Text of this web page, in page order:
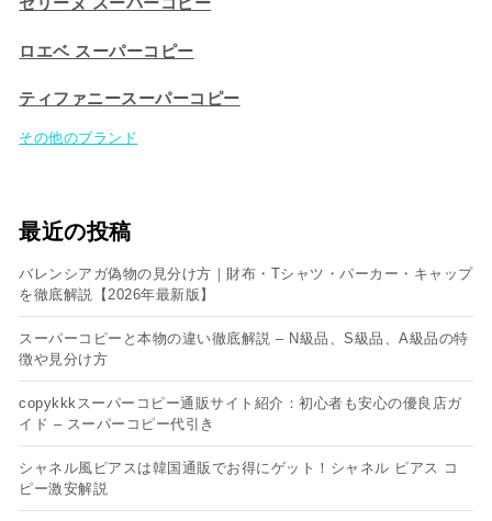
ロエベ スーパーコピー
ティファニースーパーコピー
その他のブランド
最近の投稿
バレンシアガ偽物の見分け方｜財布・Tシャツ・パーカー・キャップ
を徹底解説【2026年最新版】
スーパーコピーと本物の違い徹底解説 – N級品、S級品、A級品の特
徴や見分け方
copykkkスーパーコピー通販サイト紹介：初心者も安心の優良店ガ
イド – スーパーコピー代引き
シャネル風ピアスは韓国通販でお得にゲット！シャネル ピアス コ
ピー​激安解説